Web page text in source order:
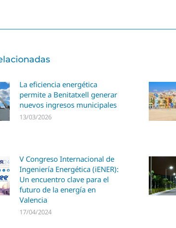
La eficiencia energética
permite a Benitatxell generar
nuevos ingresos municipales
13/03/2026
V Congreso Internacional de
Ingeniería Energética (iENER):
Un encuentro clave para el
futuro de la energía en
Valencia
17/04/2024